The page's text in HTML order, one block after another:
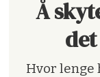
Å
Hvor lenge